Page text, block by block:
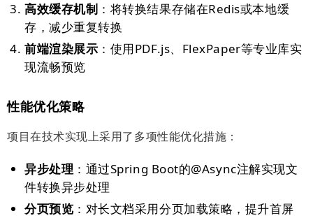
高效缓存机制 ：将转换结果存储在Redis或本地缓
存，减少重复转换
前端渲染展示 ：使用PDF.js、FlexPaper等专业库实
现流畅预览
性能优化策略
项目在技术实现上采用了多项性能优化措施：
异步处理 ：通过Spring Boot的@Async注解实现文
件转换异步处理
分页预览 ：对长文档采用分页加载策略，提升首屏